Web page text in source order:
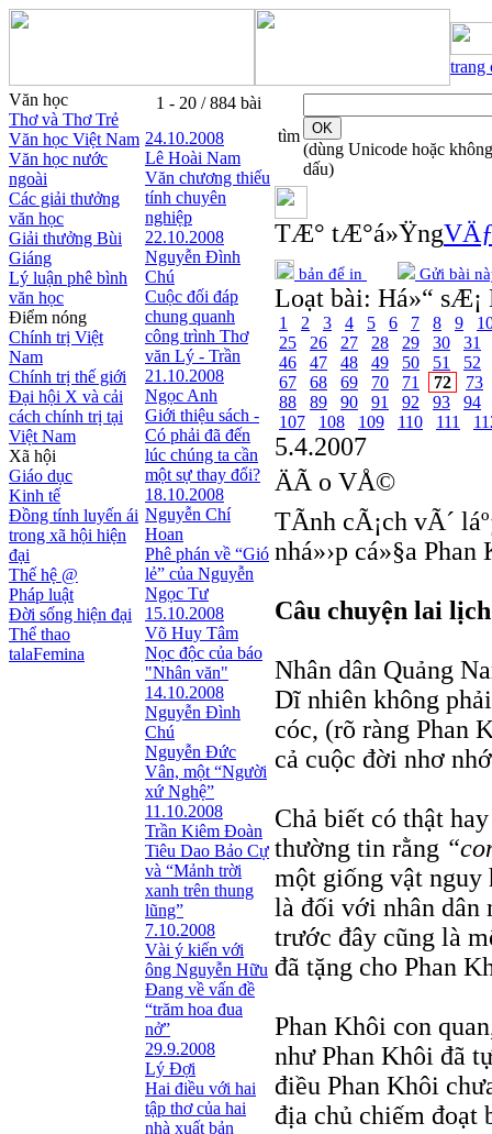
trang
Văn học
Thơ và Thơ Trẻ
Văn học Việt Nam
Văn học nước
ngoài
Các giải thưởng
văn học
Giải thưởng Bùi
Giáng
Lý luận phê bình
văn học
Điểm nóng
Chính trị Việt
Nam
Chính trị thế giới
Đại hội X và cải
cách chính trị tại
Việt Nam
Xã hội
Giáo dục
Kinh tế
Đồng tính luyến ái
trong xã hội hiện
đại
Thế hệ @
Pháp luật
Đời sống hiện đại
Thể thao
talaFemina
1 - 20 / 884 bài
24.10.2008
Lê Hoài Nam
Văn chương thiếu
tính chuyên
nghiệp
22.10.2008
Nguyễn Đình
Chú
Cuộc đối đáp
chung quanh
công trình Thơ
văn Lý - Trần
21.10.2008
Ngọc Anh
Giới thiệu sách -
Có phải đã đến
lúc chúng ta cần
một sự thay đổi?
18.10.2008
Nguyễn Chí
Hoan
Phê phán về “Gió
lẻ” của Nguyễn
Ngọc Tư
15.10.2008
Võ Huy Tâm
Nọc độc của báo
"Nhân văn"
14.10.2008
Nguyễn Đình
Chú
Nguyễn Đức
Vân, một “Người
xứ Nghệ”
11.10.2008
Trần Kiêm Đoàn
Tiêu Dao Bảo Cự
và “Mảnh trời
xanh trên thung
lũng”
7.10.2008
Vài ý kiến với
ông Nguyễn Hữu
Đang về vấn đề
“trăm hoa đua
nở”
29.9.2008
Lý Đợi
Hai điều với hai
tập thơ của hai
nhà xuất bản
tìm
(dùng Unicode hoặc không
dấu)
TÆ° tÆ°á»Ÿng
bản để in Gửi bài
Loạt bài: Há»“ sÆ¡
1 2 3 4 5 6 7 8 9
25
26 27 28 29 30
31
46
47 48 49 50 51
52
67
68 69 70 71 72
73
88
89 90 91 92 93
94
107
108 109 110 111
5.4.2007
ÄÃ o VÅ©
TÃ­nh cÃ¡ch vÃ´
nhá»›p cá»§a
Câu chuyện lai
Nhân dân Quảng
Dĩ nhiên không
cóc, (rõ ràng Phan
cả cuộc đời nhơ
Chả biết có thật
thường tin rằng
một giống vật nguy
là đối với nhân dân
trước đây cũng là
đã tặng cho Phan
Phan Khôi con
như Phan Khôi đã
điều Phan Khôi
địa chủ chiếm đoạt